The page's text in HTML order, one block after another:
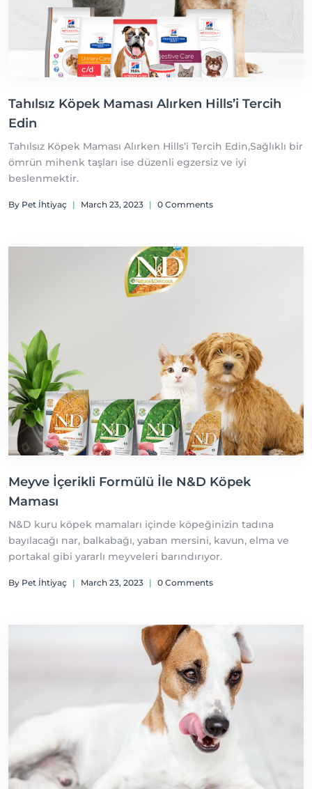
Tahılsız Köpek Maması Alırken Hills’i Tercih
Edin
Tahılsız Köpek Maması Alırken Hills’i Tercih Edin,Sağlıklı bir
ömrün mihenk taşları ise düzenli egzersiz ve iyi
beslenmektir.
By Pet İhtiyaç | March 23, 2023 | 0 Comments
Meyve İçerikli Formülü İle N&D Köpek
Maması
N&D kuru köpek mamaları içinde köpeğinizin tadına
bayılacağı nar, balkabağı, yaban mersini, kavun, elma ve
portakal gibi yararlı meyveleri barındırıyor.
By Pet İhtiyaç | March 23, 2023 | 0 Comments